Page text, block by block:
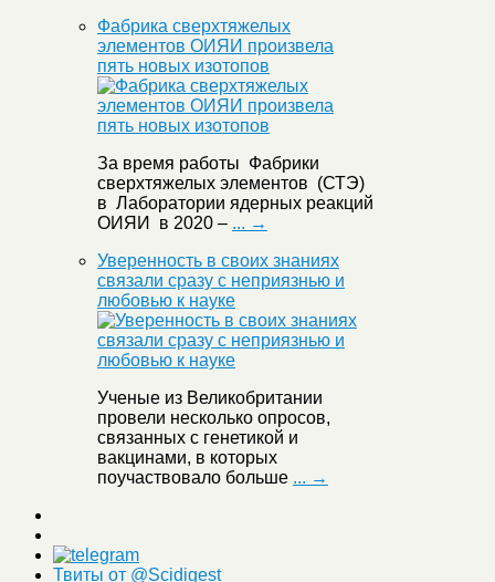
Фабрика сверхтяжелых
элементов ОИЯИ произвела
пять новых изотопов
За время работы Фабрики
сверхтяжелых элементов (СТЭ)
в Лаборатории ядерных реакций
ОИЯИ в 2020 – ... →
Уверенность в своих знаниях
связали сразу с неприязнью и
любовью к науке
Ученые из Великобритании
провели несколько опросов,
связанных с генетикой и
вакцинами, в которых
поучаствовало больше ... →
Твиты от @Scidigest